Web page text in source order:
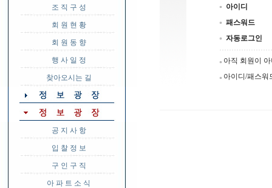
조 직 구 성
회 원 현 황
회 원 동 향
행 사 일 정
찾아오시는 길
공 지 사 항
입 찰 정 보
구 인 구 직
아 파 트 소 식
아이디
패스워드
자동로그인
아직 회원이
아이디/패스